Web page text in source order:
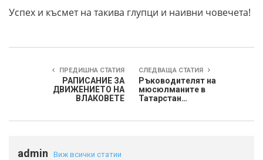
Успех и късмет на такива глупци и наивни човечета!
ПРЕДИШНА СТАТИЯ
РАПИСАНИЕ ЗА
ДВИЖЕНИЕТО НА
ВЛАКОВЕТЕ
СЛЕДВАЩА СТАТИЯ
Ръководителят на
мюсюлманите в
Татарстан…
admin Виж всички статии